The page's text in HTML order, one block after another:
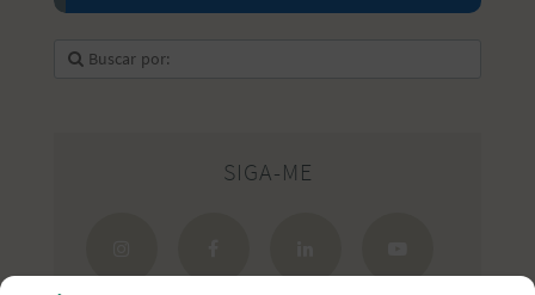
SIGA-ME